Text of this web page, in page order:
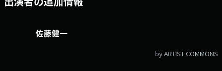
佐藤健一
by ARTIST COMMONS